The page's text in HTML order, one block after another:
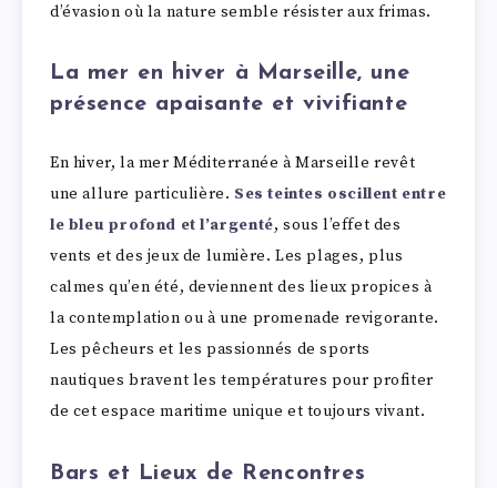
d’évasion où la nature semble résister aux frimas.
La mer en hiver à Marseille, une
présence apaisante et vivifiante
En hiver, la mer Méditerranée à Marseille revêt
une allure particulière. Ses teintes oscillent entre
le bleu profond et l’argenté, sous l’effet des
vents et des jeux de lumière. Les plages, plus
calmes qu’en été, deviennent des lieux propices à
la contemplation ou à une promenade revigorante.
Les pêcheurs et les passionnés de sports
nautiques bravent les températures pour profiter
de cet espace maritime unique et toujours vivant.
Bars et Lieux de Rencontres